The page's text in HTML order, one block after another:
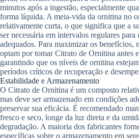
minutos após a ingestão, especialmente
forma líquida. A meia-vida da ornitina no
relativamente curta, o que significa que a
ser necessária em intervalos regulares para
adequados. Para maximizar os benefícios,
optam por tomar Citrato de Ornitina antes
garantindo que os níveis de ornitina
períodos críticos de recuperação e
Estabilidade e Armazenamento
O Citrato de Ornitina é um composto
mas deve ser armazenado em condições
preservar sua eficácia. É recomendado
fresco e seco, longe da luz direta e da
degradação. A maioria dos fabricantes
específicas sobre o armazenamento em